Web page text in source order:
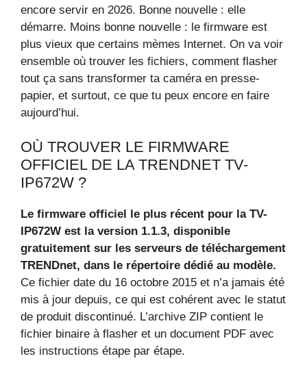
encore servir en 2026. Bonne nouvelle : elle
démarre. Moins bonne nouvelle : le firmware est
plus vieux que certains mèmes Internet. On va voir
ensemble où trouver les fichiers, comment flasher
tout ça sans transformer ta caméra en presse-
papier, et surtout, ce que tu peux encore en faire
aujourd’hui.
OÙ TROUVER LE FIRMWARE
OFFICIEL DE LA TRENDNET TV-
IP672W ?
Le firmware officiel le plus récent pour la TV-
IP672W est la version 1.1.3, disponible
gratuitement sur les serveurs de téléchargement
TRENDnet, dans le répertoire dédié au modèle.
Ce fichier date du 16 octobre 2015 et n’a jamais été
mis à jour depuis, ce qui est cohérent avec le statut
de produit discontinué. L’archive ZIP contient le
fichier binaire à flasher et un document PDF avec
les instructions étape par étape.